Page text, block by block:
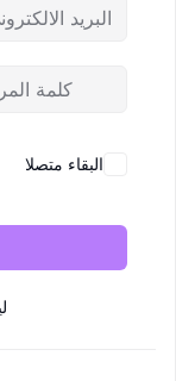
البقاء متصلا